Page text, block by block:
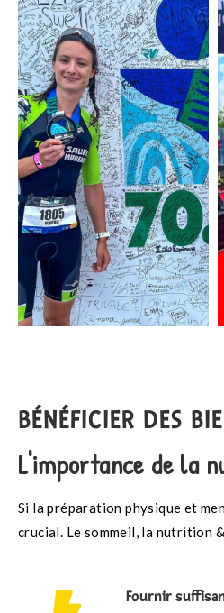
BÉNÉFICIER DES
L'importance de la
Si la préparation physique et
crucial. Le sommeil, la nutrition
Fournir